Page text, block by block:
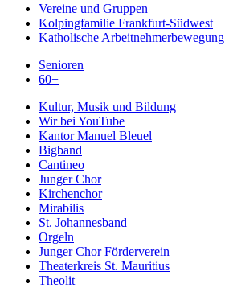
Vereine und Gruppen
Kolpingfamilie Frankfurt-Südwest
Katholische Arbeitnehmerbewegung
Senioren
60+
Kultur, Musik und Bildung
Wir bei YouTube
Kantor Manuel Bleuel
Bigband
Cantineo
Junger Chor
Kirchenchor
Mirabilis
St. Johannesband
Orgeln
Junger Chor Förderverein
Theaterkreis St. Mauritius
Theolit